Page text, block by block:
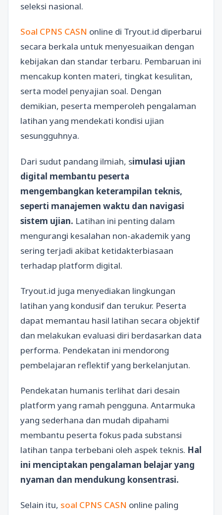
seleksi nasional.
Soal CPNS CASN online di Tryout.id diperbarui
secara berkala untuk menyesuaikan dengan
kebijakan dan standar terbaru. Pembaruan ini
mencakup konten materi, tingkat kesulitan,
serta model penyajian soal. Dengan
demikian, peserta memperoleh pengalaman
latihan yang mendekati kondisi ujian
sesungguhnya.
Dari sudut pandang ilmiah, simulasi ujian
digital membantu peserta
mengembangkan keterampilan teknis,
seperti manajemen waktu dan navigasi
sistem ujian. Latihan ini penting dalam
mengurangi kesalahan non-akademik yang
sering terjadi akibat ketidakterbiasaan
terhadap platform digital.
Tryout.id juga menyediakan lingkungan
latihan yang kondusif dan terukur. Peserta
dapat memantau hasil latihan secara objektif
dan melakukan evaluasi diri berdasarkan data
performa. Pendekatan ini mendorong
pembelajaran reflektif yang berkelanjutan.
Pendekatan humanis terlihat dari desain
platform yang ramah pengguna. Antarmuka
yang sederhana dan mudah dipahami
membantu peserta fokus pada substansi
latihan tanpa terbebani oleh aspek teknis. Hal
ini menciptakan pengalaman belajar yang
nyaman dan mendukung konsentrasi.
Selain itu, soal CPNS CASN online paling